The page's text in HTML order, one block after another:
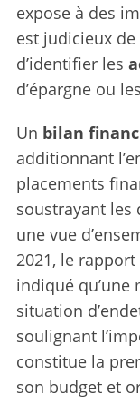
expose à des
est judicieux de
d’identifier les
d’épargne ou
Un bilan
additionnant
placements
soustrayant les
une vue
2021, le
indiqué qu’une
situation
soulignant
constitue la
son budget et